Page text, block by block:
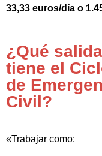
33,33 euros/día o
¿Qué
tiene el
de
Civil?
«Trabajar como: